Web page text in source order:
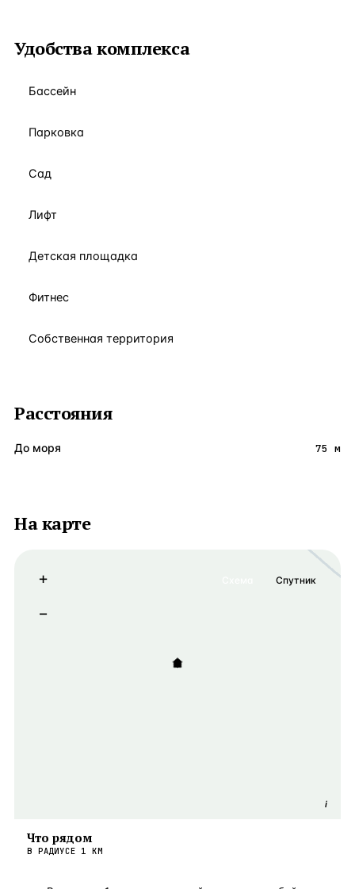
Удобства комплекса
Бассейн
Парковка
Сад
Лифт
Детская площадка
Фитнес
Собственная территория
Расстояния
До моря 75 м
На карте
i
+
−
Спутник
Что рядом
В РАДИУСЕ 1 КМ